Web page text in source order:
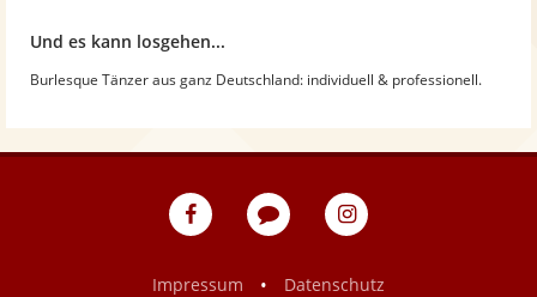
Und es kann losgehen...
Burlesque Tänzer aus ganz Deutschland: individuell & professionell.
eventpeppers
Blog
eventpeppers
Impressum
• Datenschutz